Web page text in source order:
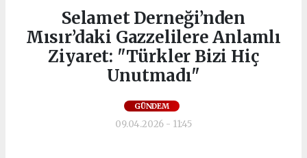
Selamet Derneği’nden
Mısır’daki Gazzelilere Anlamlı
Ziyaret: "Türkler Bizi Hiç
Unutmadı"
GÜNDEM
09.04.2026 - 11:45